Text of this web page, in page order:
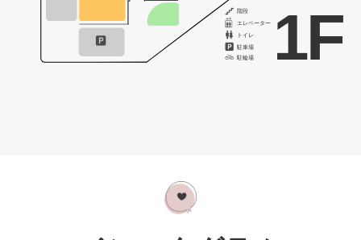
エレベーター
駐車場
トイレ
駐輪場
階段 1F